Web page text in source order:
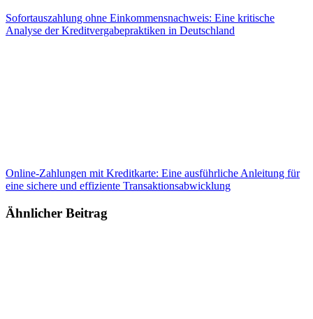
Sofortauszahlung ohne Einkommensnachweis: Eine kritische
Analyse der Kreditvergabepraktiken in Deutschland
Online-Zahlungen mit Kreditkarte: Eine ausführliche Anleitung für
eine sichere und effiziente Transaktionsabwicklung
Ähnlicher Beitrag